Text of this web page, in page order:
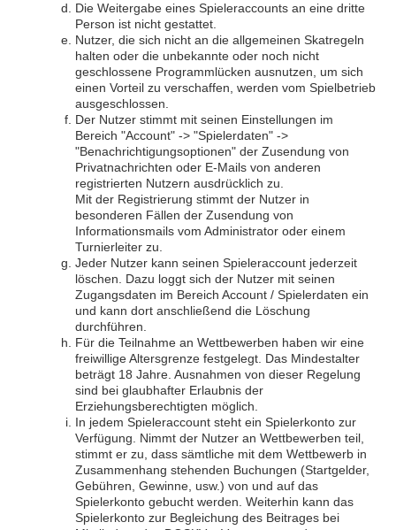
Die Weitergabe eines Spieleraccounts an eine dritte
Person ist nicht gestattet.
Nutzer, die sich nicht an die allgemeinen Skatregeln
halten oder die unbekannte oder noch nicht
geschlossene Programmlücken ausnutzen, um sich
einen Vorteil zu verschaffen, werden vom Spielbetrieb
ausgeschlossen.
Der Nutzer stimmt mit seinen Einstellungen im
Bereich "Account" -> "Spielerdaten" ->
"Benachrichtigungsoptionen" der Zusendung von
Privatnachrichten oder E-Mails von anderen
registrierten Nutzern ausdrücklich zu.
Mit der Registrierung stimmt der Nutzer in
besonderen Fällen der Zusendung von
Informationsmails vom Administrator oder einem
Turnierleiter zu.
Jeder Nutzer kann seinen Spieleraccount jederzeit
löschen. Dazu loggt sich der Nutzer mit seinen
Zugangsdaten im Bereich Account / Spielerdaten ein
und kann dort anschließend die Löschung
durchführen.
Für die Teilnahme an Wettbewerben haben wir eine
freiwillige Altersgrenze festgelegt. Das Mindestalter
beträgt 18 Jahre. Ausnahmen von dieser Regelung
sind bei glaubhafter Erlaubnis der
Erziehungsberechtigten möglich.
In jedem Spieleraccount steht ein Spielerkonto zur
Verfügung. Nimmt der Nutzer an Wettbewerben teil,
stimmt er zu, dass sämtliche mit dem Wettbewerb in
Zusammenhang stehenden Buchungen (Startgelder,
Gebühren, Gewinne, usw.) von und auf das
Spielerkonto gebucht werden. Weiterhin kann das
Spielerkonto zur Begleichung des Beitrages bei